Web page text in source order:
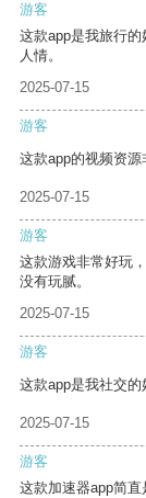
游客
这款app是我旅行
人情。
2025-07-15
游客
这款app的视频资源
2025-07-15
游客
这款游戏非常好玩
没有玩腻。
2025-07-15
游客
这款app是我社交的
2025-07-15
游客
这款加速器app简